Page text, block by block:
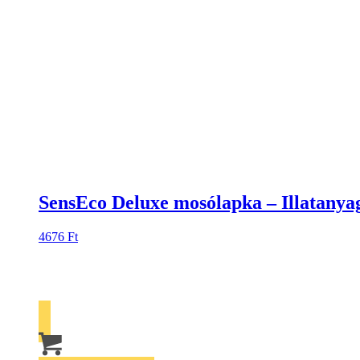
SensEco Deluxe mosólapka –
4676 Ft